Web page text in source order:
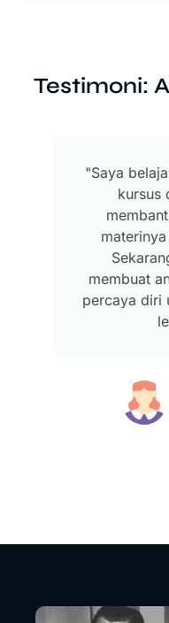
Testimoni:
"Saya
kursus
membuat
percaya diri